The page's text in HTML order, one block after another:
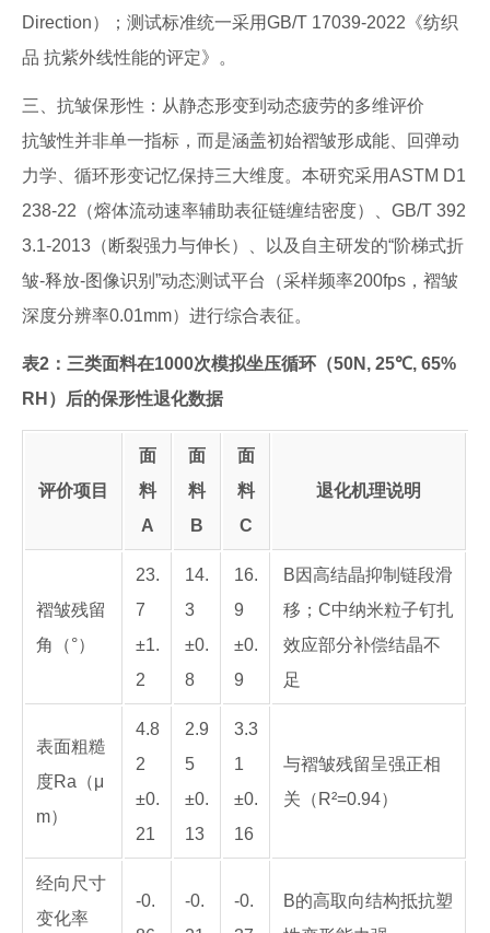
Direction）；测试标准统一采用GB/T 17039-2022《纺织
品 抗紫外线性能的评定》。
三、抗皱保形性：从静态形变到动态疲劳的多维评价
抗皱性并非单一指标，而是涵盖初始褶皱形成能、回弹动
力学、循环形变记忆保持三大维度。本研究采用ASTM D1
238-22（熔体流动速率辅助表征链缠结密度）、GB/T 392
3.1-2013（断裂强力与伸长）、以及自主研发的“阶梯式折
皱-释放-图像识别”动态测试平台（采样频率200fps，褶皱
深度分辨率0.01mm）进行综合表征。
表2：三类面料在1000次模拟坐压循环（50N, 25℃, 65%
RH）后的保形性退化数据
评价项目
面
料
A
面
料
B
面
料
C
退化机理说明
褶皱残留
角（°）
23.
7
±1.
2
14.
3
±0.
8
16.
9
±0.
9
B因高结晶抑制链段滑
移；C中纳米粒子钉扎
效应部分补偿结晶不
足
表面粗糙
度Ra（μ
m）
4.8
2
±0.
21
2.9
5
±0.
13
3.3
1
±0.
16
与褶皱残留呈强正相
关（R²=0.94）
经向尺寸
变化率
-0.
-0.
-0.
B的高取向结构抵抗塑